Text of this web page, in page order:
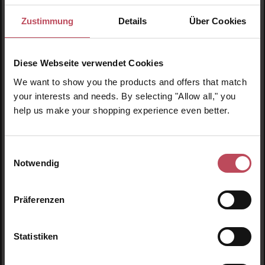
Zustimmung Details Über Cookies
Diese Webseite verwendet Cookies
We want to show you the products and offers that match
your interests and needs. By selecting "Allow all," you
help us make your shopping experience even better.
Notwendig
Präferenzen
Statistiken
Durchschnittliche Bewertung von 5 von 5
Pure Inspiration Daily Conditioner 59ml